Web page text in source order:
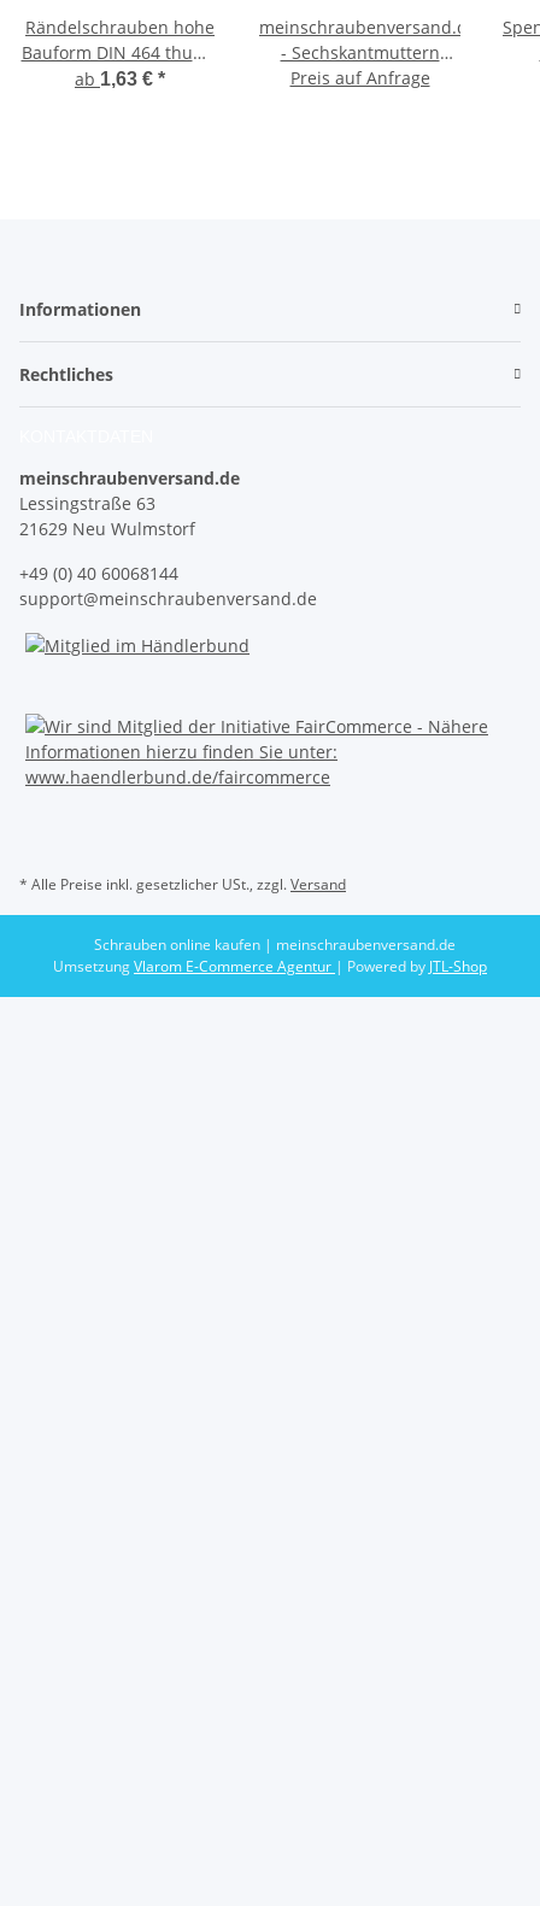
Rändelschrauben hohe
Bauform DIN 464 thumb
screw rostfreier
ab 1,63 € *
meinschraubenversand.de
- Sechskantmuttern
(niedrige Form, mit Fase)
Preis auf Anfrage
Informationen
Rechtliches
meinschraubenversand.de
Lessingstraße 63
21629 Neu Wulmstorf
+49 (0) 40 60068144
support@meinschraubenversand.de
* Alle Preise inkl. gesetzlicher USt., zzgl.Versand
Schrauben online kaufen | meinschraubenversand.de
UmsetzungVlarom E-Commerce Agentur | Powered by JTL-Shop